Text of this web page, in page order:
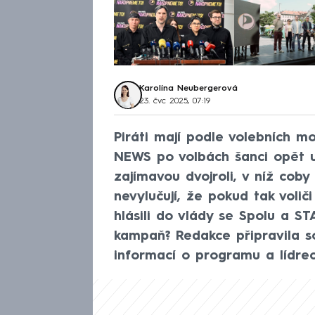
Karolína Neubergerová
23. čvc 2025, 07:19
Piráti mají podle volebních
NEWS po volbách šanci opět
zajímavou dvojroli, v níž
nevylučují, že pokud tak
hlásili do vlády se Spolu a
kampaň? Redakce připravila
informací o programu a